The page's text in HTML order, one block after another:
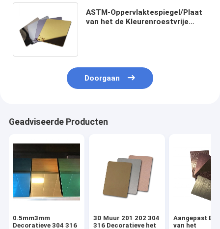
ASTM-Oppervlaktespiegel/Plaat
van het de Kleurenroestvrije
Doorgaan
Geadviseerde Producten
0.5mm3mm
Decoratieve 304 316
3D Muur 201 202 304
316 Decoratieve het
Aangepast
van het